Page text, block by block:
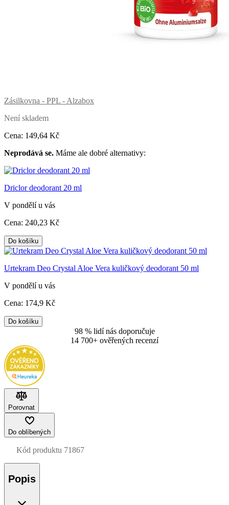
Zásilkovna - PPL - Alzabox
Není skladem
Cena: 149,64 Kč
Neprodává se. Máme ale dobré alternativy:
Driclor deodorant 20 ml
V pondělí u vás
Cena: 240,23 Kč
Do košíku
Urtekram Deo Crystal Aloe Vera kuličkový deodorant 50 ml
V pondělí u vás
Cena: 174,9 Kč
Do košíku
98 % lidí nás doporučuje
14 700+ ověřených recenzí
Porovnat
Do oblíbených
Kód produktu 71867
Popis